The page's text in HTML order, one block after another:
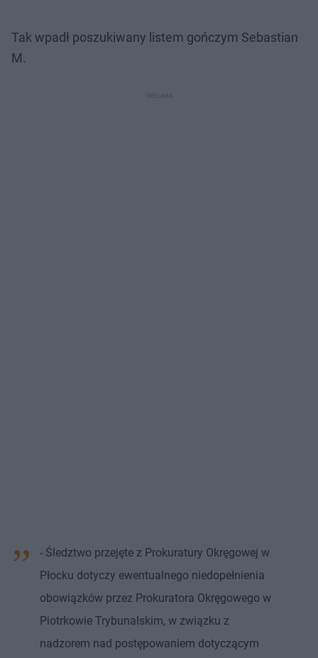
Tak wpadł poszukiwany listem gończym Sebastian
M.
- Śledztwo przejęte z Prokuratury Okręgowej w
Płocku dotyczy ewentualnego niedopełnienia
obowiązków przez Prokuratora Okręgowego w
Piotrkowie Trybunalskim, w związku z
nadzorem nad postępowaniem dotyczącym